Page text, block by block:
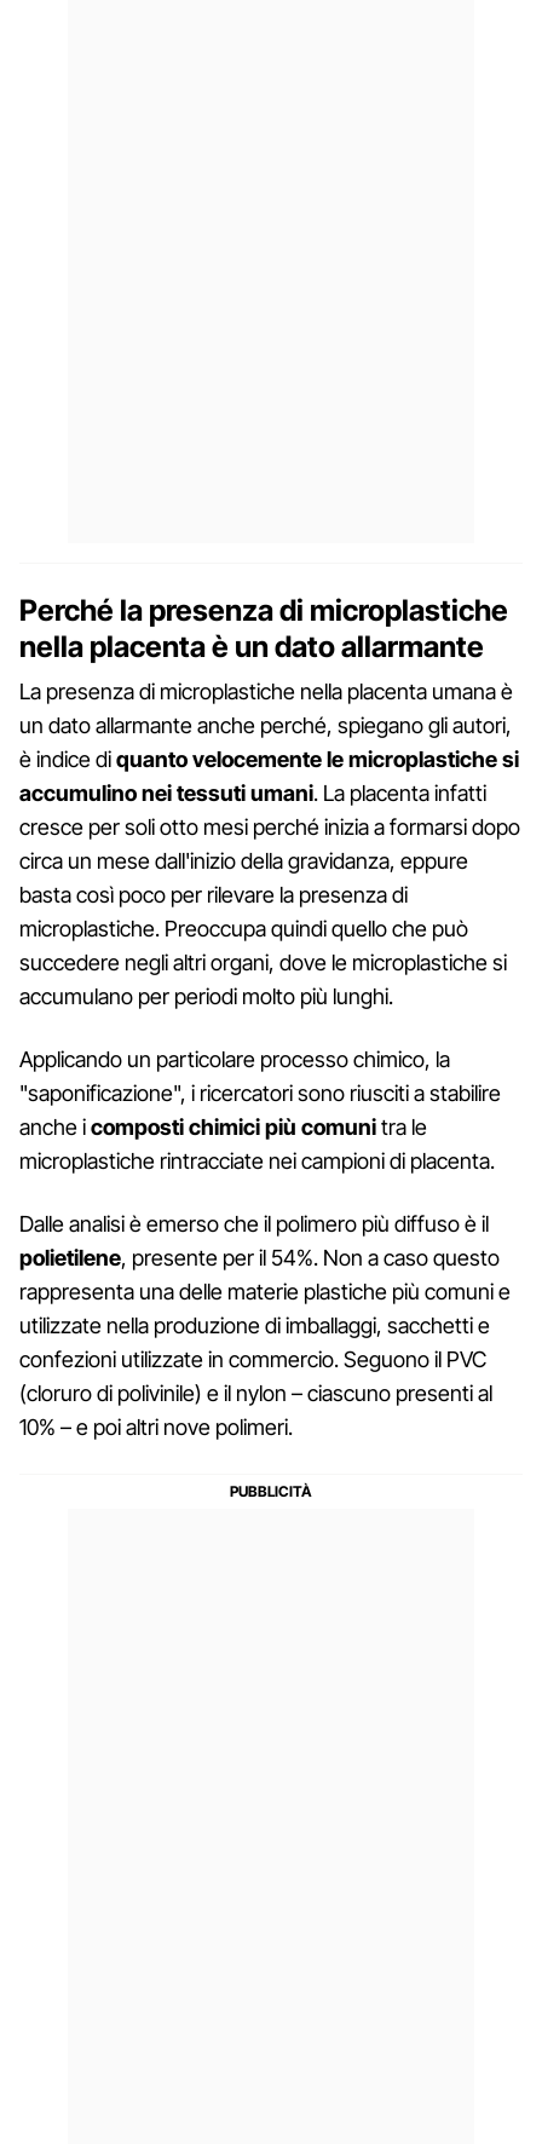
Perché la presenza di microplastiche
nella placenta è un dato allarmante
La presenza di microplastiche nella placenta umana è
un dato allarmante anche perché, spiegano gli autori,
è indice diquanto velocemente le microplastiche si
accumulino nei tessuti umani. La placenta infatti
cresce per soli otto mesi perché inizia a formarsi dopo
circa un mese dall'inizio della gravidanza, eppure
basta così poco per rilevare la presenza di
microplastiche. Preoccupa quindi quello che può
succedere negli altri organi, dove le microplastiche si
accumulano per periodi molto più lunghi.
Applicando un particolare processo chimico, la
"saponificazione", i ricercatori sono riusciti a stabilire
anche icomposti chimici più comunitra le
microplastiche rintracciate nei campioni di placenta.
Dalle analisi è emerso che il polimero più diffuso è il
polietilene, presente per il 54%. Non a caso questo
rappresenta una delle materie plastiche più comuni e
utilizzate nella produzione di imballaggi, sacchetti e
confezioni utilizzate in commercio. Seguono il PVC
(cloruro di polivinile) e il nylon – ciascuno presenti al
10% – e poi altri nove polimeri.